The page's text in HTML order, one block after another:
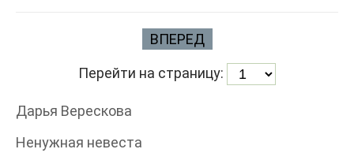
ВПЕРЕД
Перейти на страницу:
Дарья Верескова
Ненужная невеста